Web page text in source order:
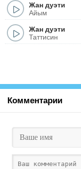
Жан дуэти
Айым
Жан дуэти
Таттисин
Комментарии